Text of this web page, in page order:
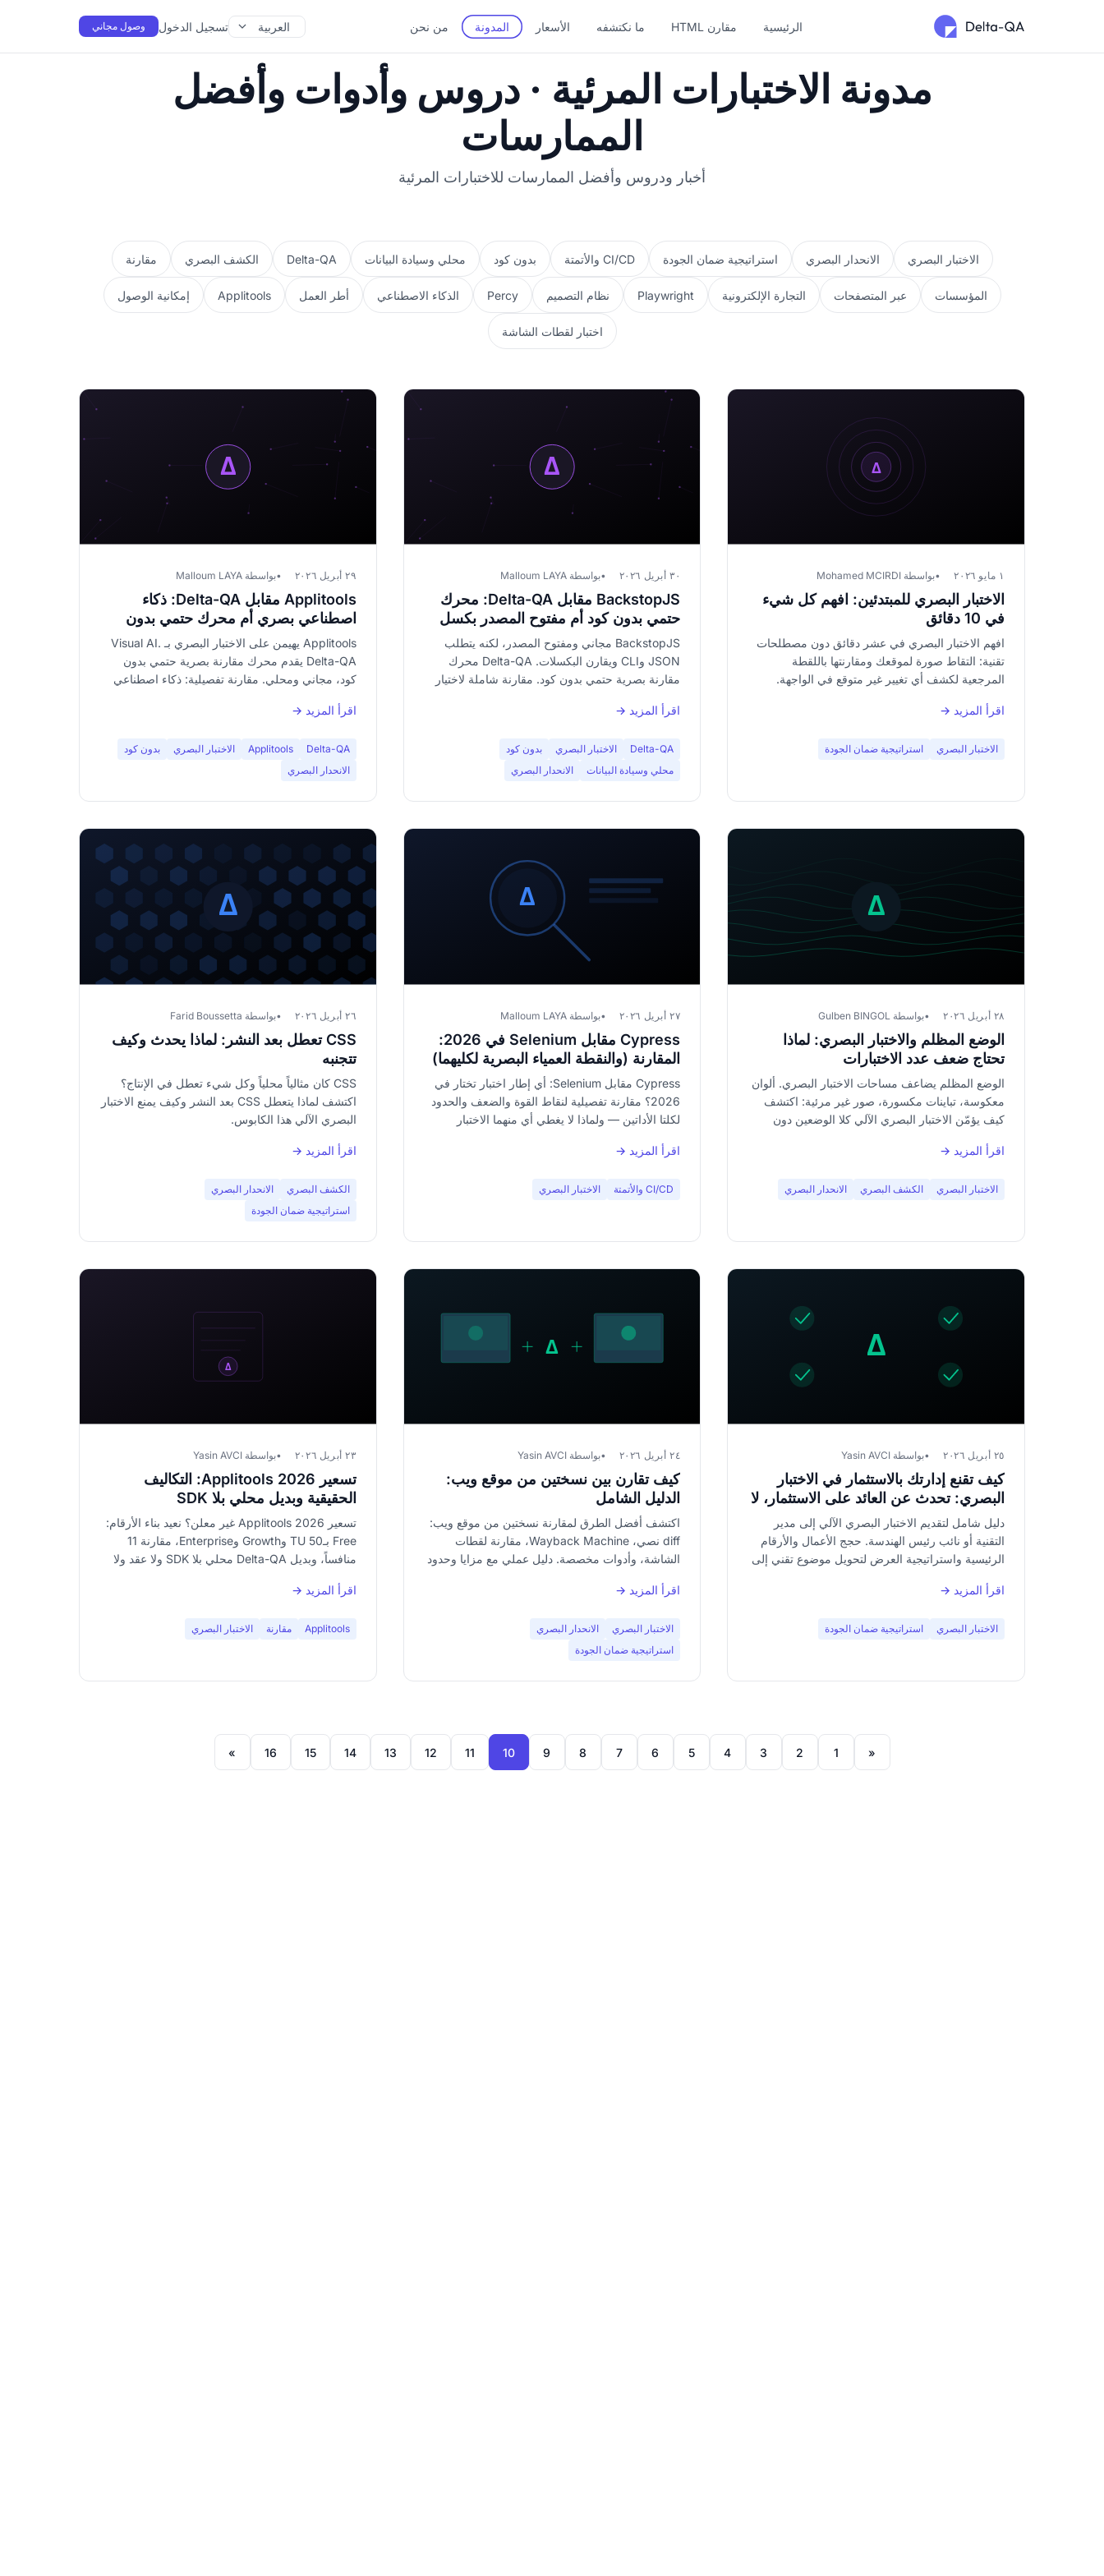
الرئيسية مقارن HTML ما نكتشفه الأسعار المدونة من نحن العربية تسجيل الدخول وصول مجاني
مدونة الاختبارات المرئية · دروس وأدوات وأفضل
الممارسات
أخبار ودروس وأفضل الممارسات للاختبارات المرئية
الاختبار البصري الانحدار البصري استراتيجية ضمان الجودة CI/CD والأتمتة بدون كود محلي وسيادة البيانات Delta-QA الكشف البصري مقارنة
المؤسسات عبر المتصفحات التجارة الإلكترونية Playwright نظام التصميم Percy الذكاء الاصطناعي أطر العمل Applitools إمكانية الوصول
اختبار لقطات الشاشة
١ مايو ٢٠٢٦ بواسطة Mohamed MCIRDI
الاختبار البصري للمبتدئين: افهم كل شيء
في 10 دقائق
افهم الاختبار البصري في عشر دقائق دون مصطلحات
تقنية: التقاط صورة لموقعك ومقارنتها باللقطة
المرجعية لكشف أي تغيير غير متوقع في الواجهة.
اقرأ المزيد →
الاختبار البصري استراتيجية ضمان الجودة
٣٠ أبريل ٢٠٢٦ بواسطة Malloum LAYA
BackstopJS مقابل Delta-QA: محرك
حتمي بدون كود أم مفتوح المصدر بكسل
ببكسل؟
BackstopJS مجاني ومفتوح المصدر، لكنه يتطلب
JSON وCLI ويقارن البكسلات. Delta-QA محرك
مقارنة بصرية حتمي بدون كود. مقارنة شاملة لاختيار
اقرأ المزيد →
Delta-QA الاختبار البصري
بدون كود
محلي وسيادة البيانات
الانحدار البصري
٢٩ أبريل ٢٠٢٦ بواسطة Malloum LAYA
Applitools مقابل Delta-QA: ذكاء
اصطناعي بصري أم محرك حتمي بدون
كود؟
Applitools يهيمن على الاختبار البصري بـ Visual AI.
Delta-QA يقدم محرك مقارنة بصرية حتمي بدون
كود، مجاني ومحلي. مقارنة تفصيلية: ذكاء اصطناعي
متاح للجميع.
اقرأ المزيد →
Delta-QA
Applitools الاختبار البصري
بدون كود
الانحدار البصري
٢٨ أبريل ٢٠٢٦ بواسطة Gulben BINGOL
الوضع المظلم والاختبار البصري: لماذا
تحتاج ضعف عدد الاختبارات
الوضع المظلم يضاعف مساحات الاختبار البصري. ألوان
معكوسة، تباينات مكسورة، صور غير مرئية: اكتشف
كيف يؤمّن الاختبار البصري الآلي كلا الوضعين دون
اقرأ المزيد →
الاختبار البصري الكشف البصري الانحدار البصري
٢٧ أبريل ٢٠٢٦ بواسطة Malloum LAYA
Cypress مقابل Selenium في 2026:
المقارنة (والنقطة العمياء البصرية لكليهما)
Cypress مقابل Selenium: أي إطار اختبار تختار في
2026؟ مقارنة تفصيلية لنقاط القوة والضعف والحدود
لكلتا الأداتين — ولماذا لا يغطي أي منهما الاختبار
اقرأ المزيد →
CI/CD والأتمتة الاختبار البصري
٢٦ أبريل ٢٠٢٦ بواسطة Farid Boussetta
CSS تعطل بعد النشر: لماذا يحدث وكيف
تتجنبه
CSS كان مثالياً محلياً وكل شيء تعطل في الإنتاج؟
اكتشف لماذا يتعطل CSS بعد النشر وكيف يمنع الاختبار
البصري الآلي هذا الكابوس.
اقرأ المزيد →
الكشف البصري
الانحدار البصري
استراتيجية ضمان الجودة
٢٥ أبريل ٢٠٢٦ بواسطة Yasin AVCI
كيف تقنع إدارتك بالاستثمار في الاختبار
البصري: تحدث عن العائد على الاستثمار، لا
عن البكسلات
دليل شامل لتقديم الاختبار البصري الآلي إلى مدير
التقنية أو نائب رئيس الهندسة. حجج الأعمال والأرقام
الرئيسية واستراتيجية العرض لتحويل موضوع تقني إلى
اقرأ المزيد →
الاختبار البصري استراتيجية ضمان الجودة
٢٤ أبريل ٢٠٢٦ بواسطة Yasin AVCI
كيف تقارن بين نسختين من موقع ويب:
الدليل الشامل
اكتشف أفضل الطرق لمقارنة نسختين من موقع ويب:
diff نصي، Wayback Machine، مقارنة لقطات
الشاشة، وأدوات مخصصة. دليل عملي مع مزايا وحدود
اقرأ المزيد →
الاختبار البصري
الانحدار البصري
استراتيجية ضمان الجودة
٢٣ أبريل ٢٠٢٦ بواسطة Yasin AVCI
تسعير Applitools 2026: التكاليف
الحقيقية وبديل محلي بلا SDK
تسعير Applitools 2026 غير معلن؟ نعيد بناء الأرقام:
Free بـ50 TU وGrowth وEnterprise، مقارنة 11
منافساً، وبديل Delta-QA محلي بلا SDK ولا عقد ولا
اقرأ المزيد →
Applitools مقارنة الاختبار البصري
«
1
2
3
4
5
6
7
8
9
10
11
12
13
14
15
16
»